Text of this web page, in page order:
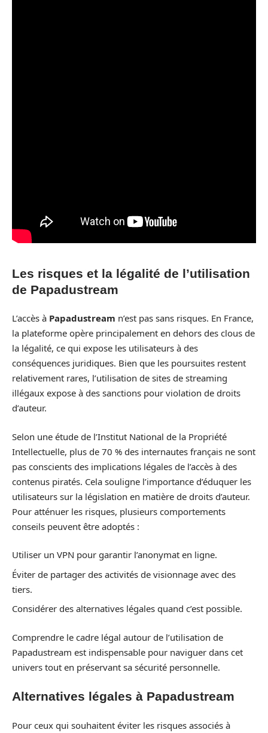
Les risques et la légalité de l’utilisation
de Papadustream
L’accès à Papadustream n’est pas sans risques. En France,
la plateforme opère principalement en dehors des clous de
la légalité, ce qui expose les utilisateurs à des
conséquences juridiques. Bien que les poursuites restent
relativement rares, l’utilisation de sites de streaming
illégaux expose à des sanctions pour violation de droits
d’auteur.
Selon une étude de l’Institut National de la Propriété
Intellectuelle, plus de 70 % des internautes français ne sont
pas conscients des implications légales de l’accès à des
contenus piratés. Cela souligne l’importance d’éduquer les
utilisateurs sur la législation en matière de droits d’auteur.
Pour atténuer les risques, plusieurs comportements
conseils peuvent être adoptés :
Utiliser un VPN pour garantir l’anonymat en ligne.
Éviter de partager des activités de visionnage avec des
tiers.
Considérer des alternatives légales quand c’est possible.
Comprendre le cadre légal autour de l’utilisation de
Papadustream est indispensable pour naviguer dans cet
univers tout en préservant sa sécurité personnelle.
Alternatives légales à Papadustream
Pour ceux qui souhaitent éviter les risques associés à